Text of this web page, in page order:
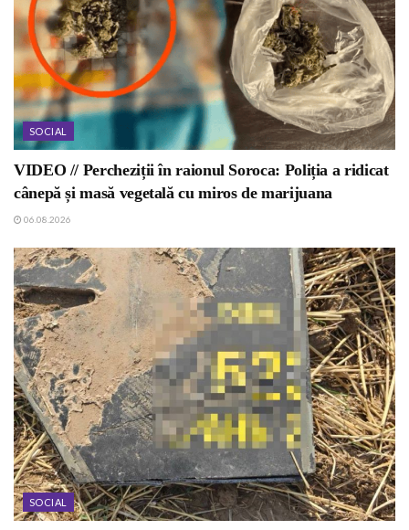
SOCIAL
VIDEO // Percheziții în raionul Soroca: Poliția a ridicat
cânepă și masă vegetală cu miros de marijuana
06.08.2026
SOCIAL